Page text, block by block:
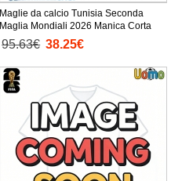
Maglie da calcio Tunisia Seconda
Maglia Mondiali 2026 Manica Corta
95.63€ 38.25€